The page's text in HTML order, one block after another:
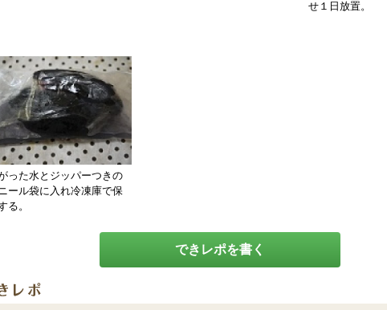
せ１日放置。
った水とジッパーつきの
ール袋に入れ冷凍庫で保
る。
できレポを書く